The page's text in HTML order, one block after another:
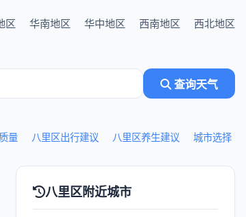
区 华南地区 华中地区 西南地区 西北地区
查询天气
量 八里区出行建议 八里区养生建议 城市选择
八里区附近城市